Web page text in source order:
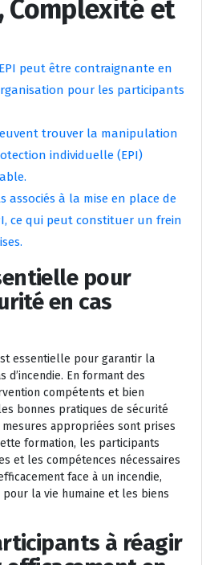
Complexité et
peut être contraignante en
pour les participants
trouver la manipulation
individuelle (EPI)
associés à la mise en place de
ce qui peut constituer un frein
pour
en cas
essentielle pour garantir la
d’incendie. En formant des
compétents et bien
bonnes pratiques de sécurité
appropriées sont prises
formation, les participants
et les compétences nécessaires
face à un incendie,
la vie humaine et les biens
à réagir